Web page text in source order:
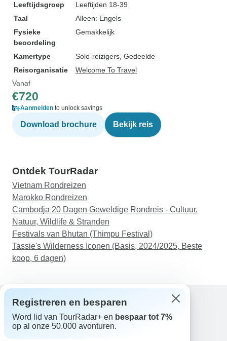
Leeftijdsgroep
Leeftijden 18-39
Taal
Alleen: Engels
Fysieke
beoordeling
Gemakkelijk
Kamertype
Solo-reizigers, Gedeelde
Reisorganisatie
Welcome To Travel
Vanaf
€720
Aanmelden to unlock savings
Download brochure Bekijk reis
Ontdek TourRadar
Vietnam Rondreizen
Marokko Rondreizen
Cambodja 20 Dagen Geweldige Rondreis - Cultuur,
Natuur, Wildlife & Stranden
Festivals van Bhutan (Thimpu Festival)
Tassie's Wilderness Iconen (Basis, 2024/2025, Beste
koop, 6 dagen)
Hulp
Neem contact met ons op
Registreren en besparen
Word lid van TourRadar+ en bespaar tot 7%
op al onze 50.000 avonturen.